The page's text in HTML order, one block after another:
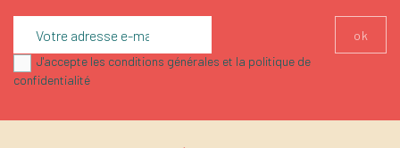
J'accepte les conditions générales et la politique de
confidentialité